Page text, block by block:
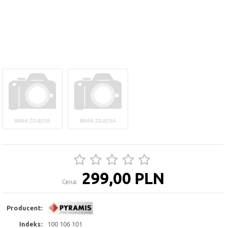
Cena: 299,00 PLN
Producent:
Indeks:
100 106 101